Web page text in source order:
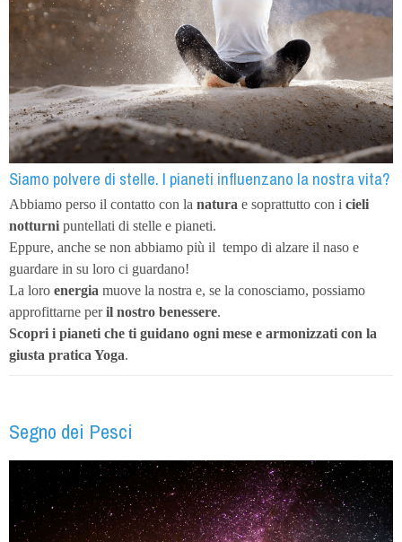
Siamo polvere di stelle. I pianeti influenzano la nostra vita?
Abbiamo perso il contatto con la natura e soprattutto con i cieli
notturni puntellati di stelle e pianeti.
Eppure, anche se non abbiamo più il tempo di alzare il naso e
guardare in su loro ci guardano!
La loro energia muove la nostra e, se la conosciamo, possiamo
approfittarne peril nostro benessere.
Scopri i pianeti che ti guidano ogni mese e armonizzati con la
giusta pratica Yoga.
Segno dei Pesci